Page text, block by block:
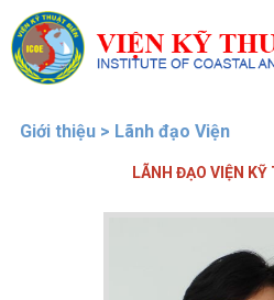
Giới thiệu > Lãnh đạo Viện
LÃNH ĐẠO VIỆN KỸ